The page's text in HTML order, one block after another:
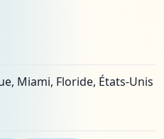
Miami, Floride, États-Unis